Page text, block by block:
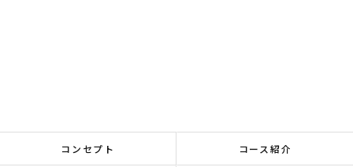
コンセプト コース紹介